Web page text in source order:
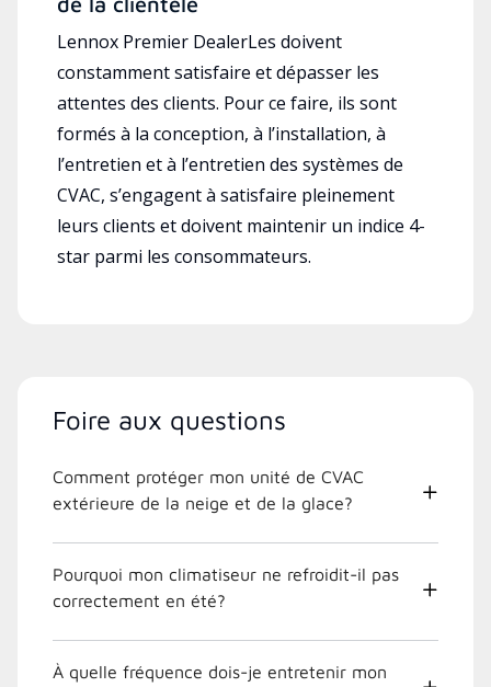
Lennox Premier DealerLes doivent
constamment satisfaire et dépasser les
attentes des clients. Pour ce faire, ils sont
formés à la conception, à l’installation, à
l’entretien et à l’entretien des systèmes de
CVAC, s’engagent à satisfaire pleinement
leurs clients et doivent maintenir un indice 4-
star parmi les consommateurs.
Foire aux questions
Comment protéger mon unité de CVAC
extérieure de la neige et de la glace?
Pourquoi mon climatiseur ne refroidit-il pas
correctement en été?
À quelle fréquence dois-je entretenir mon